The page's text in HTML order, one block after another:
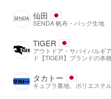
仙田
SENDA 帆布・バッグ生地
TIGER
アウトドア・サバイバルギ
ド【TIGER】ブランドの本
タカトー
キュプラ裏地、ポリエステ